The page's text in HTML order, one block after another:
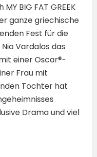
BIG FAT GREEK
ganze griechische
Fest für die
Vardalos das
einer Oscar®-
Frau mit
Tochter hat
Drama und viel